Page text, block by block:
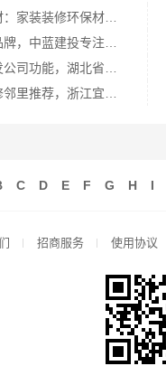
C D E F G H I
招商服务 使用协议